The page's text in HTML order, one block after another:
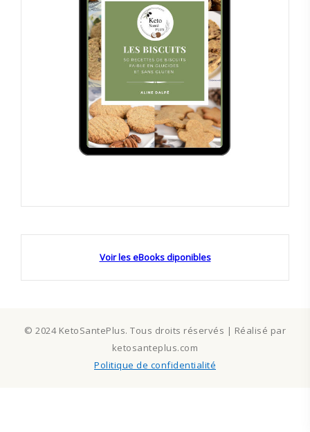
Voir les eBooks diponibles
© 2024 KetoSantePlus. Tous droits réservés | Réalisé par
ketosanteplus.com
Politique de confidentialité